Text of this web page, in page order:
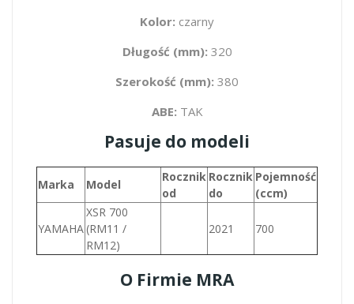
Kolor: czarny
Długość (mm): 320
Szerokość (mm): 380
ABE: TAK
Pasuje do modeli
Marka Model
Rocznik
od
Rocznik
do
Pojemność
(ccm)
YAMAHA
XSR 700
(RM11 /
RM12)
2021 700
O Firmie MRA